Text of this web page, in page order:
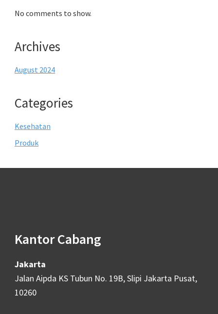
No comments to show.
Archives
August 2024
Categories
Kesehatan
Produk
Kantor Cabang
Jakarta
Jalan Aipda KS Tubun No. 19B, Slipi Jakarta Pusat,
10260